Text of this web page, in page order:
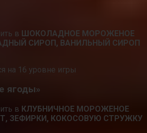
в ШОКОЛАДНОЕ МОРОЖЕНОЕ
СИРОП, ВАНИЛЬНЫЙ СИРОП
на 16 уровне игры
ягоды»
в КЛУБНИЧНОЕ МОРОЖЕНОЕ
ЗЕФИРКИ, КОКОСОВУЮ СТРУЖКУ